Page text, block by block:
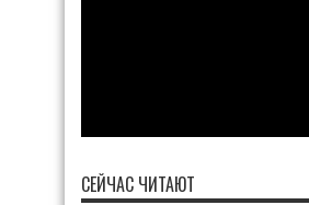
СЕЙЧАС ЧИТАЮТ